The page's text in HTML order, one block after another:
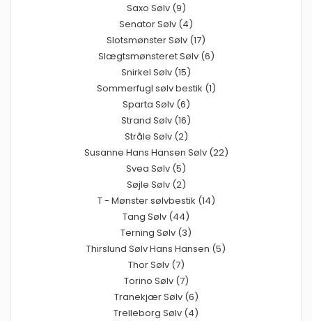
Saxo Sølv (9)
Senator Sølv (4)
Slotsmønster Sølv (17)
Slægtsmønsteret Sølv (6)
Snirkel Sølv (15)
Sommerfugl sølv bestik (1)
Sparta Sølv (6)
Strand Sølv (16)
Stråle Sølv (2)
Susanne Hans Hansen Sølv (22)
Svea Sølv (5)
Søjle Sølv (2)
T - Mønster sølvbestik (14)
Tang Sølv (44)
Terning Sølv (3)
Thirslund Sølv Hans Hansen (5)
Thor Sølv (7)
Torino Sølv (7)
Tranekjær Sølv (6)
Trelleborg Sølv (4)